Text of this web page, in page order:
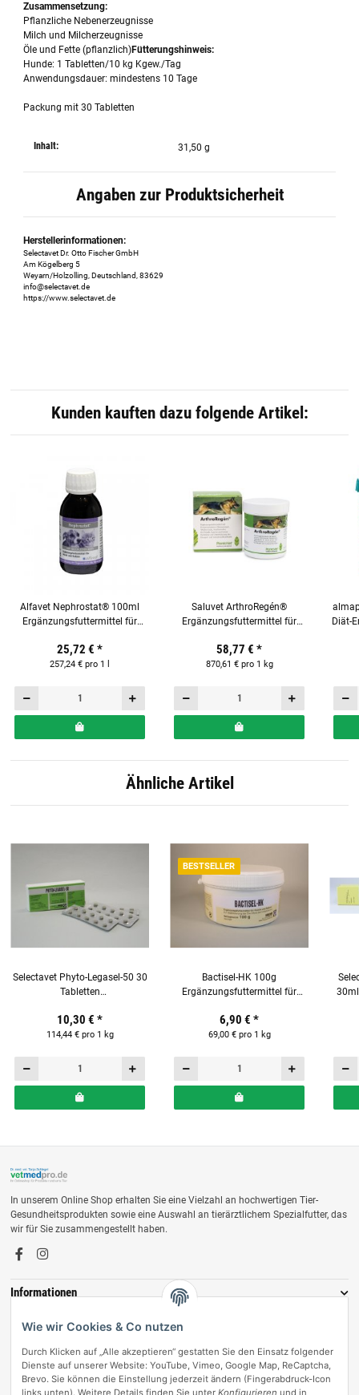
Zusammensetzung:
Pflanzliche Nebenerzeugnisse
Milch und Milcherzeugnisse
Öle und Fette (pflanzlich)Fütterungshinweis:
Hunde: 1 Tabletten/10 kg Kgew./Tag
Anwendungsdauer: mindestens 10 Tage
Packung mit 30 Tabletten
Inhalt: 31,50 g
Angaben zur Produktsicherheit
Herstellerinformationen:
Selectavet Dr. Otto Fischer GmbH
Am Kögelberg 5
Weyarn/Holzolling, Deutschland, 83629
info@selectavet.de
https://www.selectavet.de
Kunden kauften dazu folgende Artikel:
Alfavet Nephrostat® 100ml
Ergänzungsfuttermittel für
25,72 € *
257,24 € pro 1 l
Saluvet ArthroRegén®
Ergänzungsfuttermittel für
Heimtiere 300 Tabletten
58,77 € *
870,61 € pro 1 kg
Diät-
Ähnliche Artikel
Selectavet Phyto-Legasel-50 30
Tabletten
Hunde & Katzen
10,30 € *
114,44 € pro 1 kg
BESTSELLER
Bactisel-HK 100g
Ergänzungsfuttermittel für
6,90 € *
69,00 € pro 1 kg
In unserem Online Shop erhalten Sie eine Vielzahl an hochwertigen Tier-
Gesundheitsprodukten sowie eine Auswahl an tierärztlichem Spezialfutter, das
wir für Sie zusammengestellt haben.
Informationen
Zahlungsmöglichkeiten
Wie wir Cookies & Co nutzen
Durch Klicken auf „Alle akzeptieren“ gestatten Sie den Einsatz folgender
Dienste auf unserer Website: YouTube, Vimeo, Google Map, ReCaptcha,
Brevo. Sie können die Einstellung jederzeit ändern (Fingerabdruck-Icon